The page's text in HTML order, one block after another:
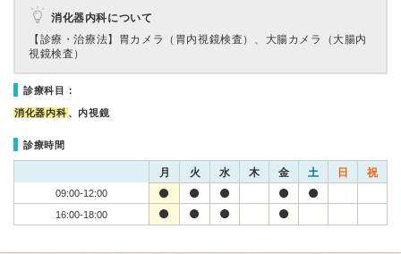
消化器内科について
【診療・治療法】 胃カメラ（胃内視鏡検査）、大腸カメラ（大腸内
視鏡検査）
診療科目：
消化器内科 、内視鏡
診療時間
月 火 水 木 金 土 日 祝
09:00-12:00
16:00-18:00